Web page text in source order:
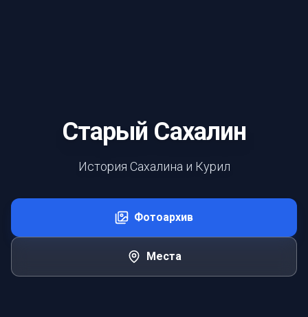
Старый Сахалин
История Сахалина и Курил
Фотоархив
Места